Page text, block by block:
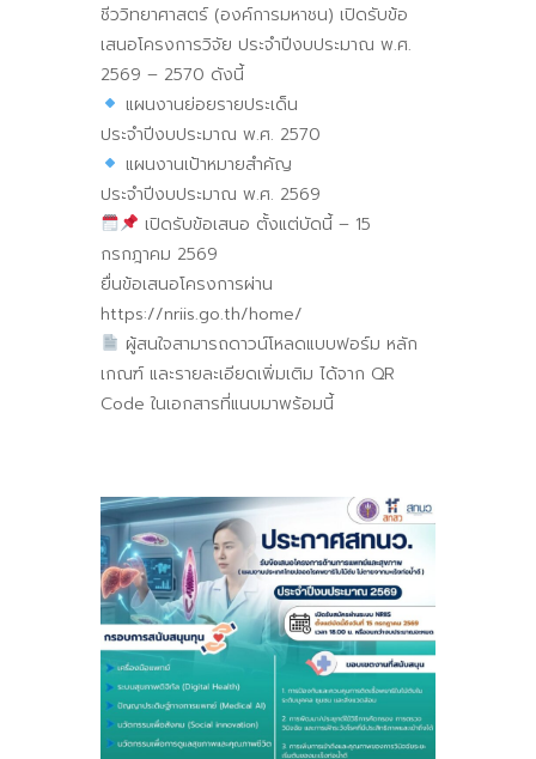
ชีววิทยาศาสตร์ (องค์การมหาชน) เปิดรับข้อ
เสนอโครงการวิจัย ประจำปีงบประมาณ พ.ศ.
2569 – 2570 ดังนี้
แผนงานย่อยรายประเด็น
ประจำปีงบประมาณ พ.ศ. 2570
แผนงานเป้าหมายสำคัญ
ประจำปีงบประมาณ พ.ศ. 2569
เปิดรับข้อเสนอ ตั้งแต่บัดนี้ – 15
กรกฎาคม 2569
ยื่นข้อเสนอโครงการผ่าน
https://nriis.go.th/home/
ผู้สนใจสามารถดาวน์โหลดแบบฟอร์ม หลัก
เกณฑ์ และรายละเอียดเพิ่มเติม ได้จาก QR
Code ในเอกสารที่แนบมาพร้อมนี้